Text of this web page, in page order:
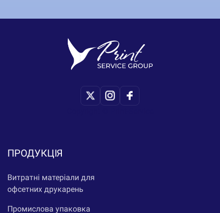
ПРОДУКЦІЯ
Витратні матеріали для
офсетних друкарень
Промислова упаковка